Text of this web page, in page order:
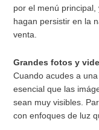
por el menú
hagan persistir en la
venta.
Grandes fotos y
Cuando acudes a
esencial que las
sean muy visibles.
con enfoques de luz